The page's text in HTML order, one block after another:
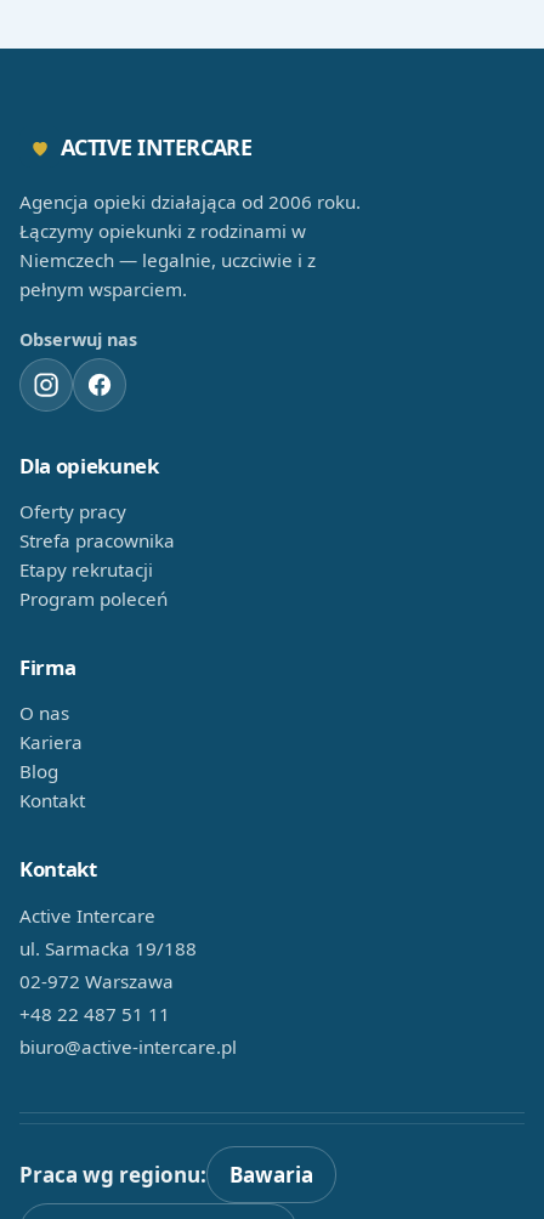
ACTIVE INTERCARE
Agencja opieki działająca od 2006 roku.
Łączymy opiekunki z rodzinami w
Niemczech — legalnie, uczciwie i z
pełnym wsparciem.
Obserwuj nas
Dla opiekunek
Oferty pracy
Strefa pracownika
Etapy rekrutacji
Program poleceń
Firma
O nas
Kariera
Blog
Kontakt
Kontakt
Active Intercare
ul. Sarmacka 19/188
02-972 Warszawa
+48 22 487 51 11
biuro@active-intercare.pl
Praca wg regionu: Bawaria